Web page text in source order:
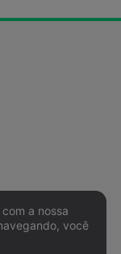
a nossa
você